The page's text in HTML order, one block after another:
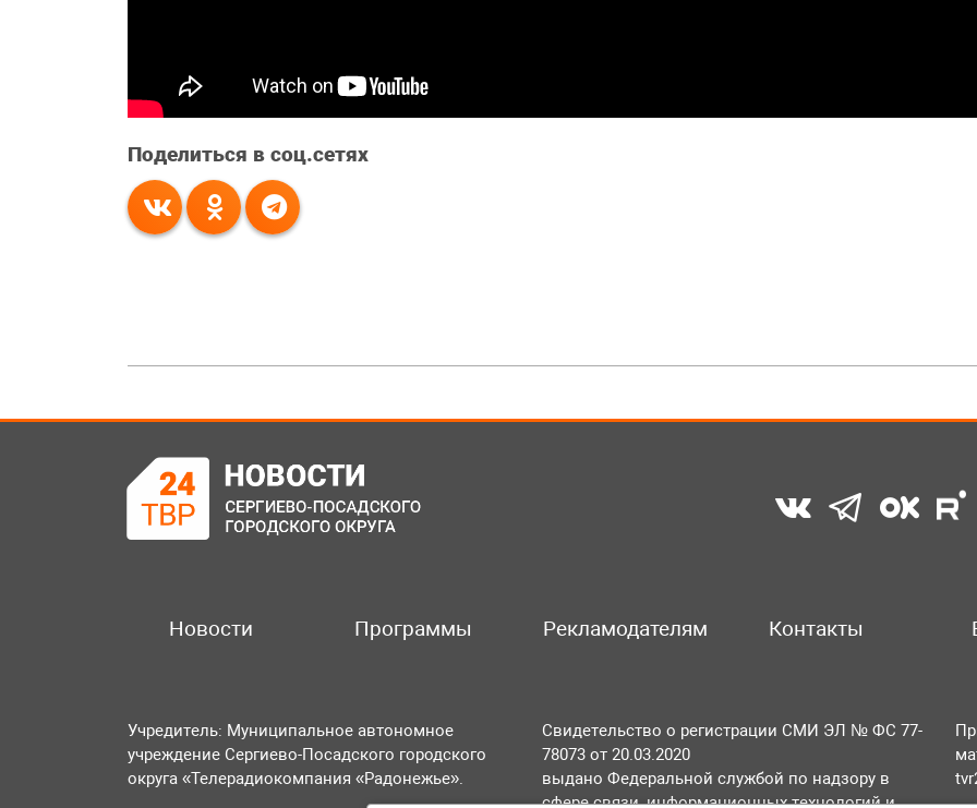
Поделиться в соц.сетях
Новости Программы Рекламодателям Контакты
Учредитель: Муниципальное автономное
учреждение Сергиево-Посадского городского
округа «Телерадиокомпания «Радонежье».
Свидетельство о регистрации СМИ ЭЛ № ФС 77-
78073 от 20.03.2020
выдано Федеральной службой по надзору в
сфере связи, информационных технологий и